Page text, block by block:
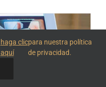
haga clic
aquí
para nuestra política
de privacidad.